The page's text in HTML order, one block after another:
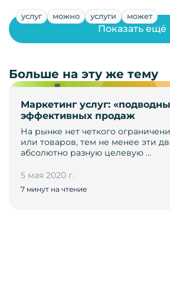
услуг можно услуги может
Маркетинг услуг:
эффективных продаж
На рынке нет четкого
или товаров, тем не менее эти
абсолютно разную целевую …
5 мая 2020 г.
7 минут на чтение
Показать ещё
Больше на эту же тему